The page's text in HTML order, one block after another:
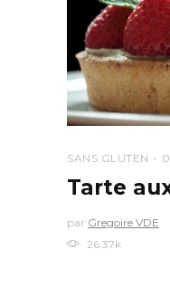
SANS GLUTEN
Tarte
par Gregoire VDE
26.37k